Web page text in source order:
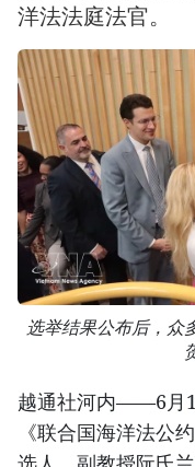
洋法法庭法官。
选举结果公布后，众
越通社河内——6月
《联合国海洋法公